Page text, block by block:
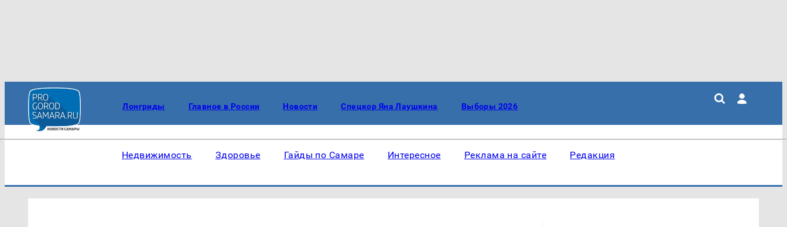
Лонгриды Главное в России Новости Спецкор Яна Лаушкина Выборы 2026
Недвижимость Здоровье Гайды по Самаре Интересное Реклама на сайте Редакция